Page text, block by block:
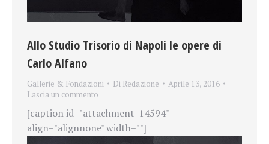
Allo Studio Trisorio di Napoli le opere di
Carlo Alfano
Gallerie & Fondazioni Di Redazione
Aprile 13, 2016
Lascia un commento
[caption id="attachment_14594"
align="alignnone" width=""]